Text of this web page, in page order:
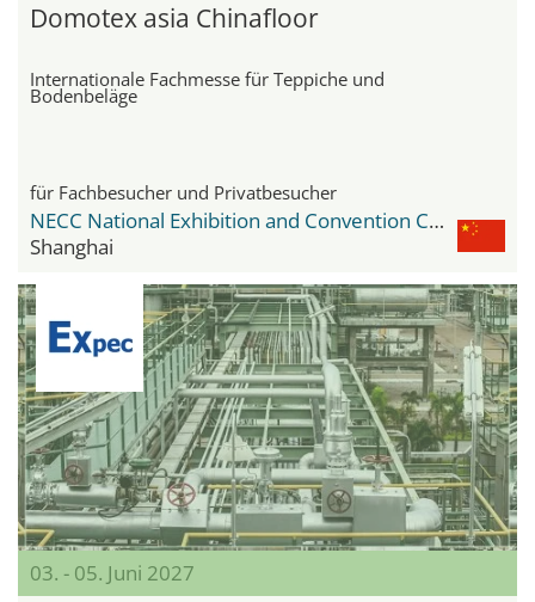
Domotex asia Chinafloor
Internationale Fachmesse für Teppiche und
Bodenbeläge
für Fachbesucher und Privatbesucher
NECC National Exhibition and Convention Center
Shanghai
03. - 05. Juni 2027